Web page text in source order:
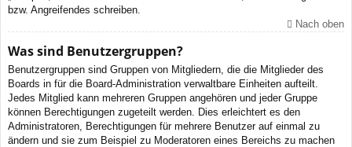
bzw. Angreifendes schreiben.
Nach oben
Was sind Benutzergruppen?
Benutzergruppen sind Gruppen von Mitgliedern, die die Mitglieder des
Boards in für die Board-Administration verwaltbare Einheiten aufteilt.
Jedes Mitglied kann mehreren Gruppen angehören und jeder Gruppe
können Berechtigungen zugeteilt werden. Dies erleichtert es den
Administratoren, Berechtigungen für mehrere Benutzer auf einmal zu
ändern und sie zum Beispiel zu Moderatoren eines Bereichs zu machen